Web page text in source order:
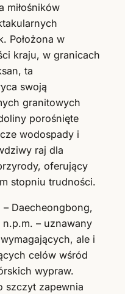
miłośników
Położona w
kraju, w granicach
ta
swoją
granitowych
porośnięte
wodospady i
raj dla
oferujący
stopniu trudności.
Daecheongbong,
– uznawany
ale i
celów wśród
wypraw.
szczyt zapewnia